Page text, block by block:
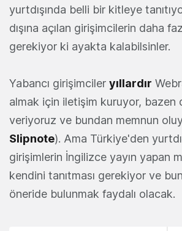
yurtdışında belli bir kitleye
dışına açılan girişimcilerin daha
gerekiyor ki ayakta kalabilsinler.
Yabancı girişimciler yıllardır
almak için iletişim kuruyor, bazen
veriyoruz ve bundan memnun
Slipnote). Ama Türkiye'den
girişimlerin İngilizce yayın yapan
kendini tanıtması gerekiyor ve
öneride bulunmak faydalı olacak.